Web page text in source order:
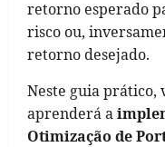
retorno esperado
risco ou,
retorno desejado.
Neste guia prático,
aprenderá a
Otimização de